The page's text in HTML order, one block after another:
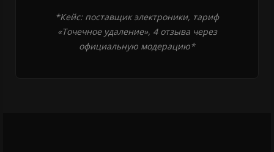
*Кейс: поставщик электроники, тариф
«Точечное удаление», 4 отзыва через
официальную модерацию*